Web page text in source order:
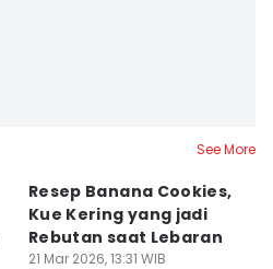
See More
Resep Banana Cookies,
Kue Kering yang jadi
Rebutan saat Lebaran
21 Mar 2026, 13:31 WIB